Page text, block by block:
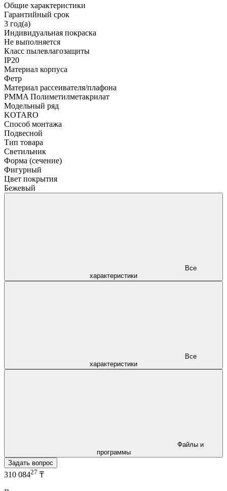
Общие характеристики
Гарантийный срок
3 год(а)
Индивидуальная покраска
Не выполняется
Класс пылевлагозащиты
IP20
Материал корпуса
Фетр
Материал рассеивателя/плафона
PMMA Полиметилметакрилат
Модельный ряд
KOTARO
Способ монтажа
Подвесной
Тип товара
Светильник
Форма (сечение)
Фигурный
Цвет покрытия
Бежевый
характеристики
характеристики
программы
Задать вопрос
310 08427 ₸